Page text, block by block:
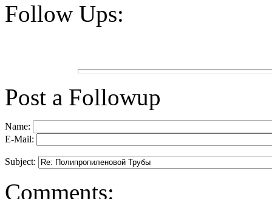
Follow Ups:
Post a Followup
Name:
E-Mail:
Subject:
Comments: